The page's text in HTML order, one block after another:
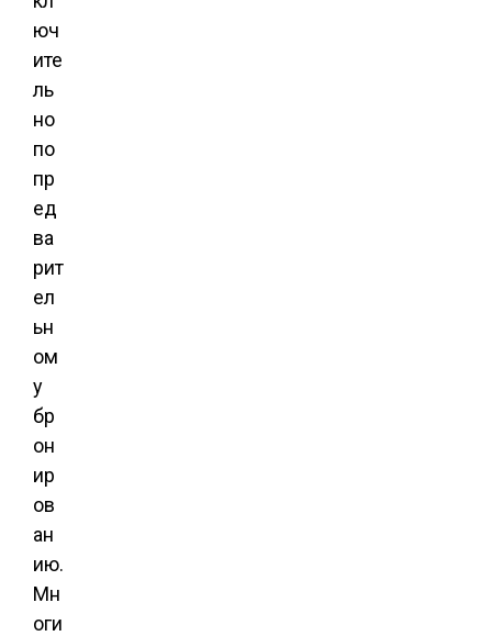
юч
ите
ль
но
по
пр
ед
ва
рит
ел
ьн
ом
у
бр
он
ир
ов
ан
ию.
Мн
оги